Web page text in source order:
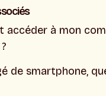
accéder à mon
de smartphone,